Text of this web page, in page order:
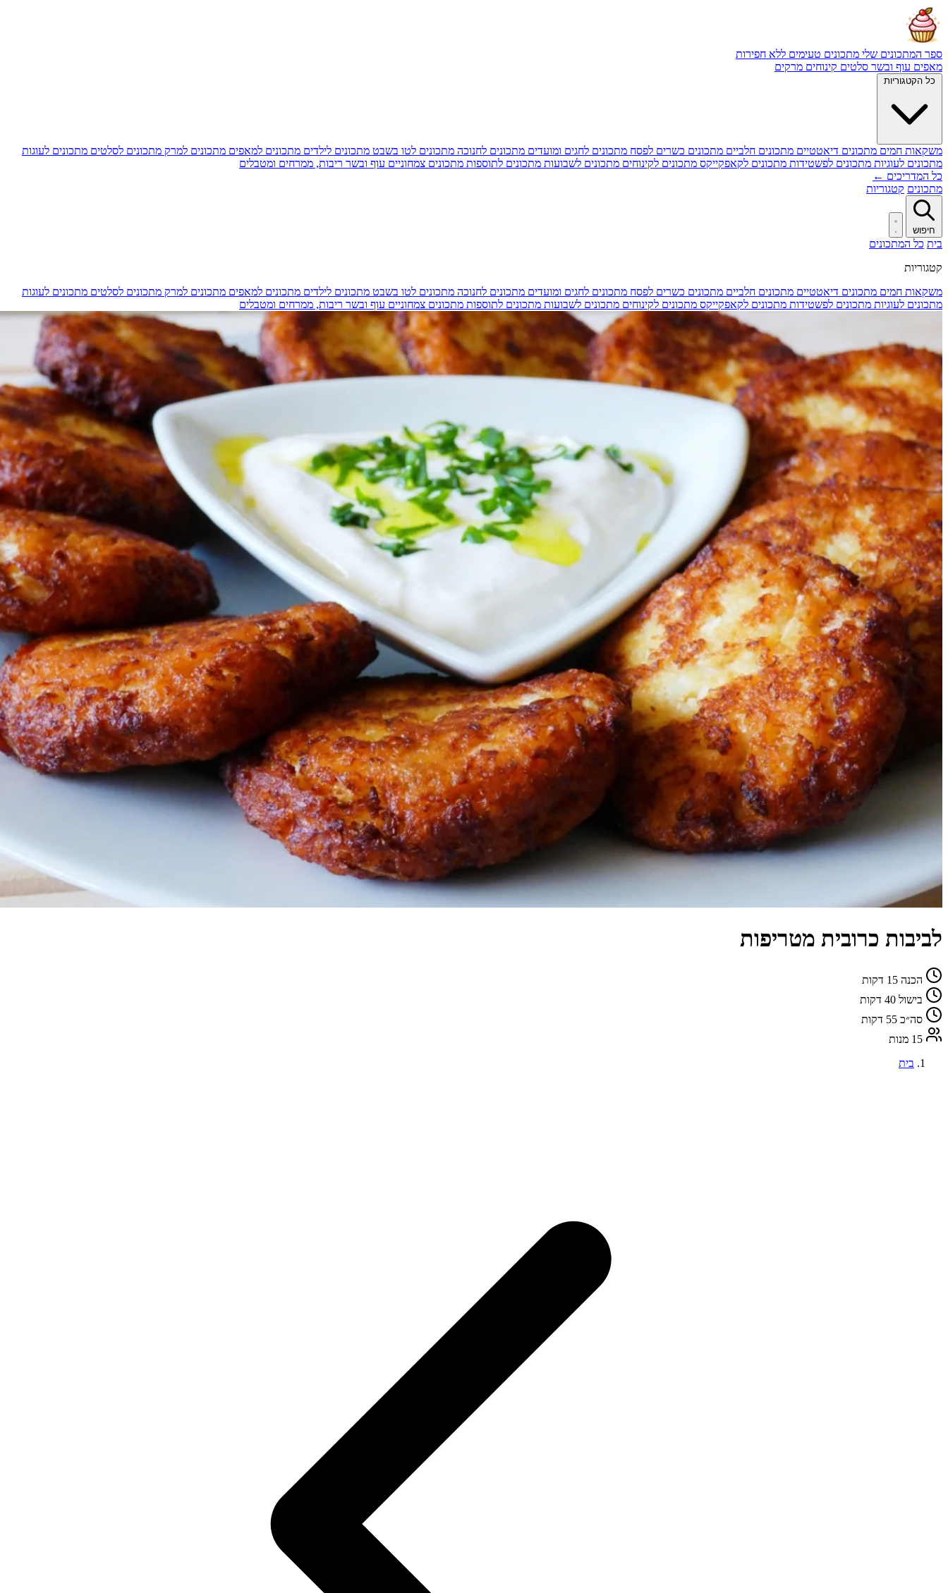
ספר המתכונים שלי מתכונים טעימים ללא חפירות
מאפים עוף ובשר סלטים קינוחים מרקים
כל הקטגוריות
משקאות חמים מתכונים דיאטטיים מתכונים חלביים מתכונים כשרים לפסח מתכונים לחגים ומועדים מתכונים לחנוכה מתכונים לטו בשבט מתכונים לילדים מתכונים למאפים מתכונים למרק מתכונים לסלטים מתכונים לעוגות
מתכונים לעוגיות מתכונים לפשטידות מתכונים לקאפקייקס מתכונים לקינוחים מתכונים לשבועות מתכונים לתוספות מתכונים צמחוניים עוף ובשר ריבות, ממרחים ומטבלים
כל המדריכים ←
מתכונים קטגוריות
חיפוש
בית כל המתכונים
קטגוריות
משקאות חמים מתכונים דיאטטיים מתכונים חלביים מתכונים כשרים לפסח מתכונים לחגים ומועדים מתכונים לחנוכה מתכונים לטו בשבט מתכונים לילדים מתכונים למאפים מתכונים למרק מתכונים לסלטים מתכונים לעוגות
מתכונים לעוגיות מתכונים לפשטידות מתכונים לקאפקייקס מתכונים לקינוחים מתכונים לשבועות מתכונים לתוספות מתכונים צמחוניים עוף ובשר ריבות, ממרחים ומטבלים
לביבות כרובית מטריפות
הכנה
בישול
סה״כ
15 מנות
בית